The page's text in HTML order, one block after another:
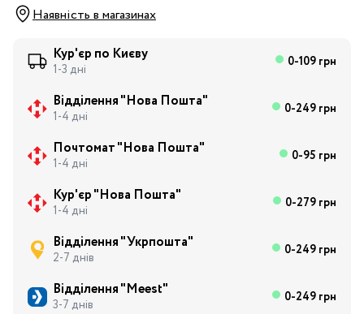
Наявність в магазинах
Кур'єр по Києву
1-3 дні 0-109 грн
Відділення "Нова Пошта"
1-4 дні 0-249 грн
Почтомат "Нова Пошта"
1-4 дні 0-95 грн
Кур'єр "Нова Пошта"
1-4 дні 0-279 грн
Відділення "Укрпошта"
2-7 днів 0-249 грн
Відділення "Meest"
3-7 днів 0-249 грн